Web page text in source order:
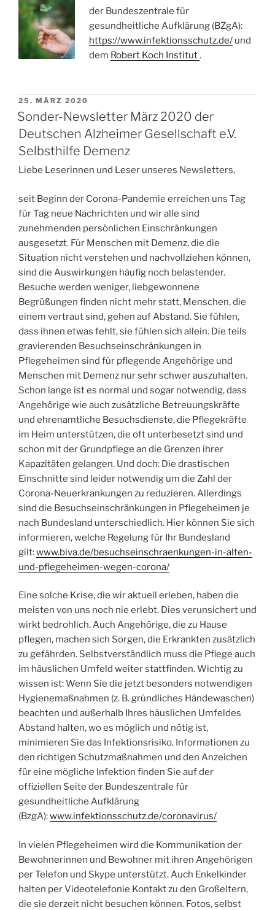
der Bundeszentrale für
gesundheitliche Aufklärung (BZgA):
https://www.infektionsschutz.de/und
dem Robert Koch Institut.
VERÖFFENTLICHT
AM
25. MÄRZ 2020
Sonder-Newsletter März 2020 der
Deutschen Alzheimer Gesellschaft e.V.
Selbsthilfe Demenz
Liebe Leserinnen und Leser unseres Newsletters,
seit Beginn der Corona-Pandemie erreichen uns Tag
für Tag neue Nachrichten und wir alle sind
zunehmenden persönlichen Einschränkungen
ausgesetzt. Für Menschen mit Demenz, die die
Situation nicht verstehen und nachvollziehen können,
sind die Auswirkungen häufig noch belastender.
Besuche werden weniger, liebgewonnene
Begrüßungen finden nicht mehr statt, Menschen, die
einem vertraut sind, gehen auf Abstand. Sie fühlen,
dass ihnen etwas fehlt, sie fühlen sich allein. Die teils
gravierenden Besuchseinschränkungen in
Pflegeheimen sind für pflegende Angehörige und
Menschen mit Demenz nur sehr schwer auszuhalten.
Schon lange ist es normal und sogar notwendig, dass
Angehörige wie auch zusätzliche Betreuungskräfte
und ehrenamtliche Besuchsdienste, die Pflegekräfte
im Heim unterstützen, die oft unterbesetzt sind und
schon mit der Grundpflege an die Grenzen ihrer
Kapazitäten gelangen. Und doch: Die drastischen
Einschnitte sind leider notwendig um die Zahl der
Corona-Neuerkrankungen zu reduzieren. Allerdings
sind die Besuchseinschränkungen in Pflegeheimen je
nach Bundesland unterschiedlich. Hier können Sie sich
informieren, welche Regelung für Ihr Bundesland
gilt:www.biva.de/besuchseinschraenkungen-in-alten-
und-pflegeheimen-wegen-corona/
Eine solche Krise, die wir aktuell erleben, haben die
meisten von uns noch nie erlebt. Dies verunsichert und
wirkt bedrohlich. Auch Angehörige, die zu Hause
pflegen, machen sich Sorgen, die Erkrankten zusätzlich
zu gefährden. Selbstverständlich muss die Pflege auch
im häuslichen Umfeld weiter stattfinden. Wichtig zu
wissen ist: Wenn Sie die jetzt besonders notwendigen
Hygienemaßnahmen (z. B. gründliches Händewaschen)
beachten und außerhalb Ihres häuslichen Umfeldes
Abstand halten, wo es möglich und nötig ist,
minimieren Sie das Infektionsrisiko. Informationen zu
den richtigen Schutzmaßnahmen und den Anzeichen
für eine mögliche Infektion finden Sie auf der
offiziellen Seite der Bundeszentrale für
gesundheitliche Aufklärung
(BzgA):www.infektionsschutz.de/coronavirus/
In vielen Pflegeheimen wird die Kommunikation der
Bewohnerinnen und Bewohner mit ihren Angehörigen
per Telefon und Skype unterstützt. Auch Enkelkinder
halten per Videotelefonie Kontakt zu den Großeltern,
die sie derzeit nicht besuchen können. Fotos, selbst